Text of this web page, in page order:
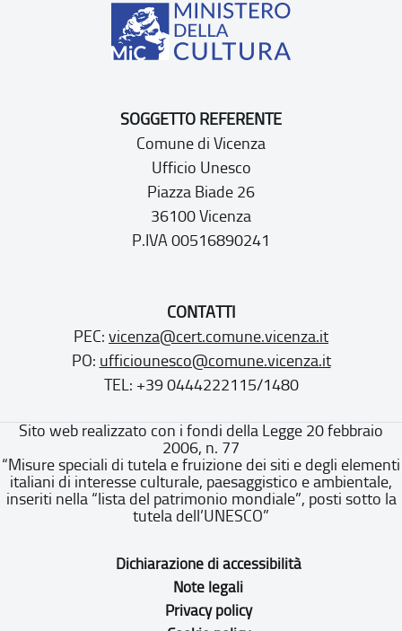
SOGGETTO REFERENTE
Comune di Vicenza
Ufficio Unesco
Piazza Biade 26
36100 Vicenza
P.IVA 00516890241
CONTATTI
PEC: vicenza@cert.comune.vicenza.it
PO: ufficiounesco@comune.vicenza.it
TEL: +39 0444222115/1480
Sito web realizzato con i fondi della Legge 20 febbraio
2006, n. 77
“Misure speciali di tutela e fruizione dei siti e degli elementi
italiani di interesse culturale, paesaggistico e ambientale,
inseriti nella “lista del patrimonio mondiale”, posti sotto la
tutela dell’UNESCO”
Dichiarazione di accessibilità
Note legali
Privacy policy